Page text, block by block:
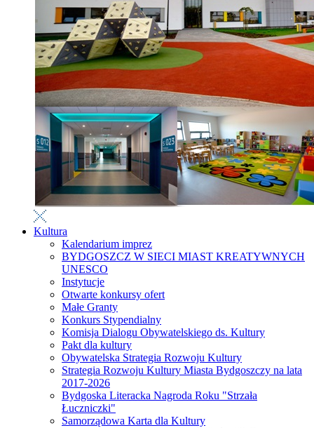
Kultura
Kalendarium imprez
BYDGOSZCZ W SIECI MIAST KREATYWNYCH
UNESCO
Instytucje
Otwarte konkursy ofert
Małe Granty
Konkurs Stypendialny
Komisja Dialogu Obywatelskiego ds. Kultury
Pakt dla kultury
Obywatelska Strategia Rozwoju Kultury
Strategia Rozwoju Kultury Miasta Bydgoszczy na lata
2017-2026
Bydgoska Literacka Nagroda Roku "Strzała
Łuczniczki"
Samorządowa Karta dla Kultury